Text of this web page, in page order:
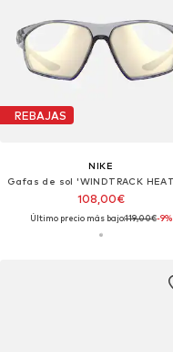
REBAJAS
NIKE
108,00€
Último precio más bajo:119,00€-9%